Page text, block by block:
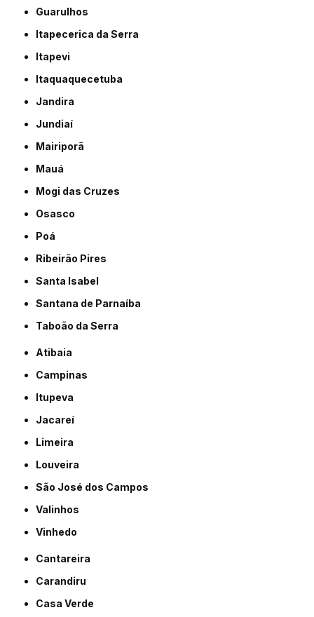
Guarulhos
Itapecerica da Serra
Itapevi
Itaquaquecetuba
Jandira
Jundiaí
Mairiporã
Mauá
Mogi das Cruzes
Osasco
Poá
Ribeirão Pires
Santa Isabel
Santana de Parnaíba
Taboão da Serra
Atibaia
Campinas
Itupeva
Jacareí
Limeira
Louveira
São José dos Campos
Valinhos
Vinhedo
Cantareira
Carandiru
Casa Verde